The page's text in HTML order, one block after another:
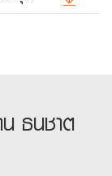
ธนชาต